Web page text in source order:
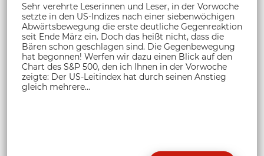
Sehr verehrte Leserinnen und Leser, in der Vorwoche
setzte in den US-Indizes nach einer siebenwöchigen
Abwärtsbewegung die erste deutliche Gegenreaktion
seit Ende März ein. Doch das heißt nicht, dass die
Bären schon geschlagen sind. Die Gegenbewegung
hat begonnen! Werfen wir dazu einen Blick auf den
Chart des S&P 500, den ich Ihnen in der Vorwoche
zeigte: Der US-Leitindex hat durch seinen Anstieg
gleich mehrere...